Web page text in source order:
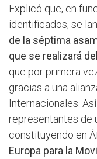
Explicó que, en
identificados, se
de la séptima
que se realizará
que por primera
gracias a una
Internacionales.
representantes de
constituyendo en
Europa para la